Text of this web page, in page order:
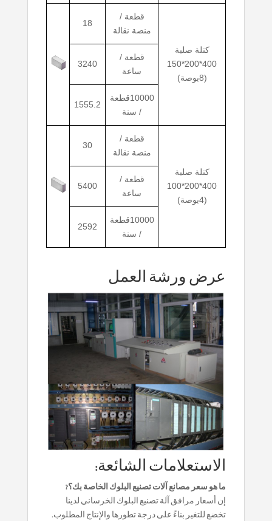
كتلة صلبة
400*200*150
(8بوصة)
قطعة /
منصة نقالة
18
قطعة /
ساعة
3240
10000قطعة
/ سنة
1555.2
كتلة صلبة
400*200*100
(4بوصة)
قطعة /
منصة نقالة
30
قطعة /
ساعة
5400
10000قطعة
/ سنة
2592
عرض ورشة العمل
الاستعلامات الشائعة:
ما هو سعر مصانع آلات تصنيع البلوك الخاصة بك؟?
إن أسعار مرافق آلة تصنيع البلوك الخرساني لدينا
تخضع للتغير بناءً على درجة تطورها والإنتاج المطلوب.